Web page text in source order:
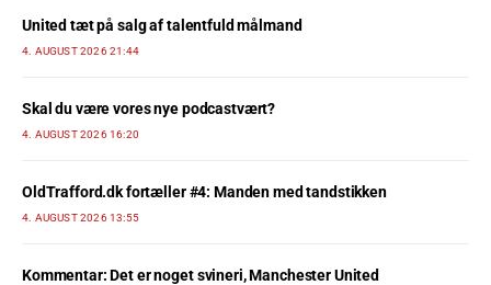
United tæt på salg af talentfuld målmand
4. AUGUST 2026 21:44
Skal du være vores nye podcastvært?
4. AUGUST 2026 16:20
OldTrafford.dk fortæller #4: Manden med tandstikken
4. AUGUST 2026 13:55
Kommentar: Det er noget svineri, Manchester United